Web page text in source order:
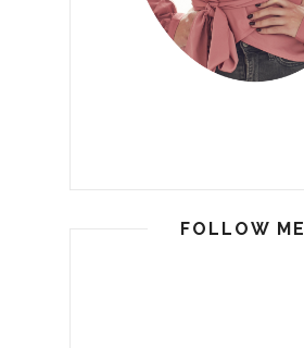
FOLLOW ME